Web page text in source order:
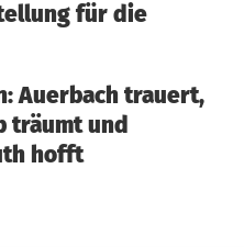
für die
Auerbach trauert,
träumt und
hofft